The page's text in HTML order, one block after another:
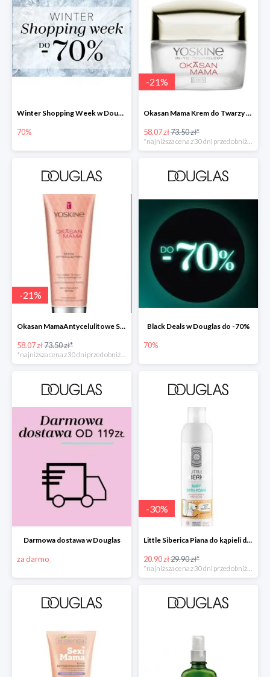
Winter Shopping Week w Douglas do -70%
70%
-21%
Okasan Mama Krem do Twarzy Przeciw Przebarwieniom SPF30 -20%
58.07 zł73.50 zł*
-21%
Okasan MamaAntycelulitowe Serum Nawilżające -20%
58.07 zł73.50 zł*
*najniższa cena z 30 dni przed obniżką
Black Deals w Douglas do -70%
70%
Darmowa dostawa w Douglas
za darmo
-30%
Little Siberica Piana do kąpieli dla dzieci -30%
20.90 zł29.90 zł*